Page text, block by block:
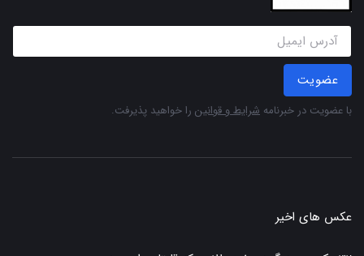
عضویت
با عضویت در خبرنامه شرایط و قوانین را خواهید پذیرفت.
عکس های اخیر